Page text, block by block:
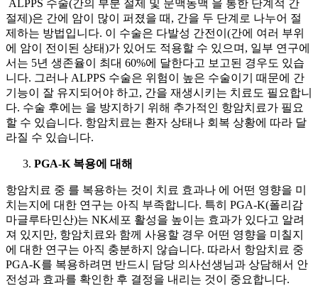
ALPPS 수술(간의 부분 절제 및 문맥동맥 을 통한 단계적 간
절제)은 간에 암이 많이 퍼졌을 때, 간을 두 단계로 나누어 절
제하는 방법입니다. 이 수술은 다발성 간전이(간에 여러 부위
에 암이 전이된 상태)가 있어도 적용할 수 있으며, 일부 연구에
서는 5년 생존율이 최대 60%에 달한다고 보고된 경우도 있습
니다. 그러나 ALPPS 수술은 위험이 높은 수술이기 때문에 간
기능이 잘 유지되어야 하고, 간을 재생시키는 치료도 필요합니
다. 수술 후에는 을 방지하기 위해 추가적인 항암치료가 필요
할 수 있습니다. 항암치료는 환자 상태나 회복 상황에 따라 달
라질 수 있습니다.
PGA-K 복용에 대해
항암치료 중 를 복용하는 것이 치료 효과나 에 어떤 영향을 미
치는지에 대한 연구는 아직 부족합니다. 특히 PGA-K(폴리감
마글루타민산)는 NK세포 활성을 높이는 효과가 있다고 알려
져 있지만, 항암치료와 함께 사용할 경우 어떤 영향을 미칠지
에 대한 연구는 아직 충분하지 않습니다. 따라서 항암치료 중
PGA-K를 복용하려면 반드시 담당 의사선생님과 상담해서 안
전성과 효과를 확인한 후 결정을 내리는 것이 중요합니다.